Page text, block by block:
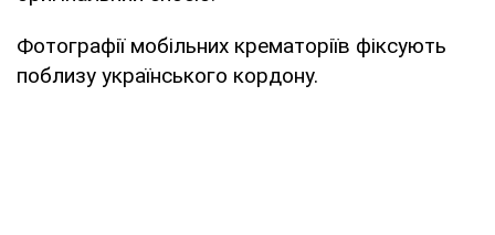
Фотографії мобільних крематоріїв фіксують
поблизу українського кордону.